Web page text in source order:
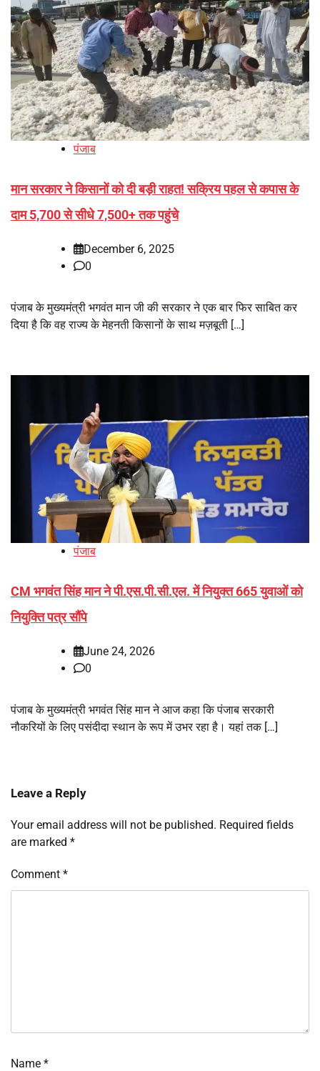
पंजाब
मान सरकार ने किसानों को दी बड़ी राहत! सक्रिय पहल से कपास के
दाम 5,700 से सीधे 7,500+ तक पहुंचे
December 6, 2025
0
पंजाब के मुख्यमंत्री भगवंत मान जी की सरकार ने एक बार फिर साबित कर
दिया है कि वह राज्य के मेहनती किसानों के साथ मज़बूती […]
पंजाब
CM भगवंत सिंह मान ने पी.एस.पी.सी.एल. में नियुक्त 665 युवाओं को
नियुक्ति पत्र सौंपे
June 24, 2026
0
पंजाब के मुख्यमंत्री भगवंत सिंह मान ने आज कहा कि पंजाब सरकारी
नौकरियों के लिए पसंदीदा स्थान के रूप में उभर रहा है। यहां तक […]
Leave a Reply
Your email address will not be published. Required fields
are marked *
Comment *
Name *